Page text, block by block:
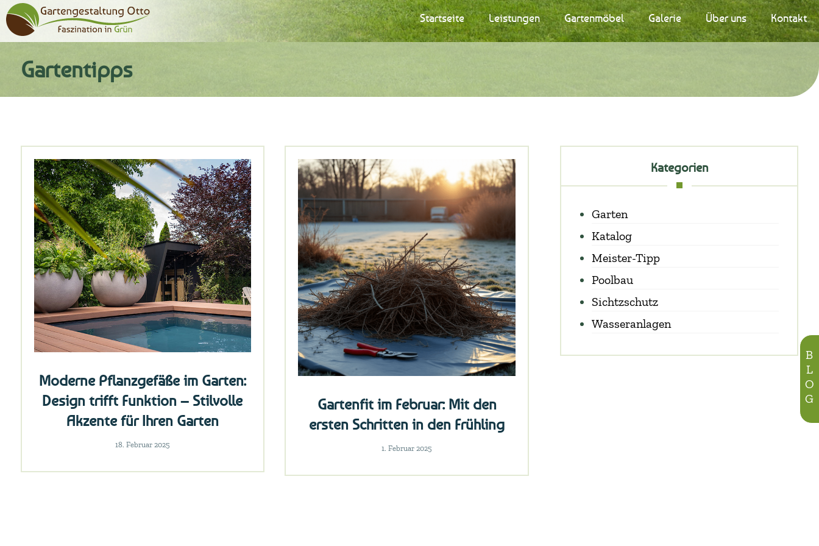
BLOG
Startseite Leistungen Gartenmöbel Galerie Über uns Kontakt
Gartentipps
Moderne Pflanzgefäße im Garten:
Design trifft Funktion – Stilvolle
Akzente für Ihren Garten
18. Februar 2025
Gartenfit im Februar: Mit den
ersten Schritten in den Frühling
1. Februar 2025
Kategorien
Garten
Katalog
Meister-Tipp
Poolbau
Sichtzschutz
Wasseranlagen